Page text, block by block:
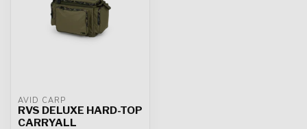
AVID CARP
RVS DELUXE HARD-TOP
CARRYALL